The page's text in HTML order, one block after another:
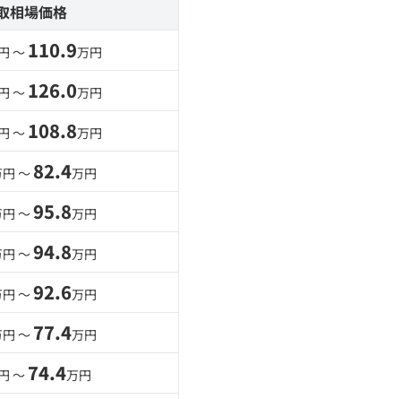
相場価格
〜110.9万円
〜126.0万円
〜108.8万円
円 〜 82.4万円
〜95.8万円
円 〜94.8万円
円 〜92.6万円
円 〜 77.4万円
〜74.4万円